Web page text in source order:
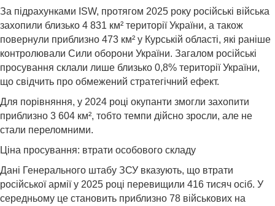
За підрахунками ISW, протягом 2025 року російські війська
захопили близько 4 831 км² території України, а також
повернули приблизно 473 км² у Курській області, які раніше
контролювали Сили оборони України. Загалом російські
просування склали лише близько 0,8% території України,
що свідчить про обмежений стратегічний ефект.
Для порівняння, у 2024 році окупанти змогли захопити
приблизно 3 604 км², тобто темпи дійсно зросли, але не
стали переломними.
Ціна просування: втрати особового складу
Дані Генерального штабу ЗСУ вказують, що втрати
російської армії у 2025 році перевищили 416 тисяч осіб. У
середньому це становить приблизно 78 військових на